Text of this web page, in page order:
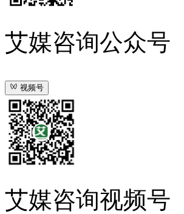
艾媒咨询公众号
视频号
艾媒咨询视频号